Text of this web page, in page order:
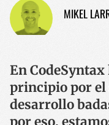
MIKEL
En
principio por
desarrollo